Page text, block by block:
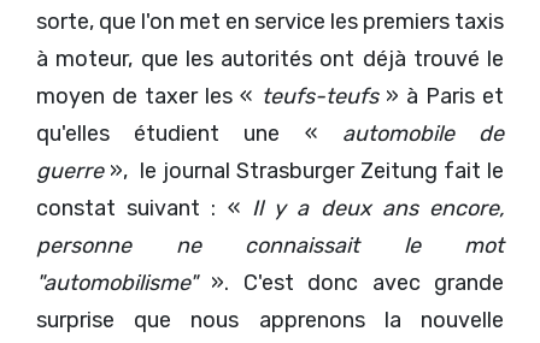
sorte, que l'on met en service les premiers taxis
à moteur, que les autorités ont déjà trouvé le
moyen de taxer les « teufs-teufs » à Paris et
qu'elles étudient une « automobile de
guerre », le journal Strasburger Zeitung fait le
constat suivant : « Il y a deux ans encore,
personne ne connaissait le mot
"automobilisme" ». C'est donc avec grande
surprise que nous apprenons la nouvelle